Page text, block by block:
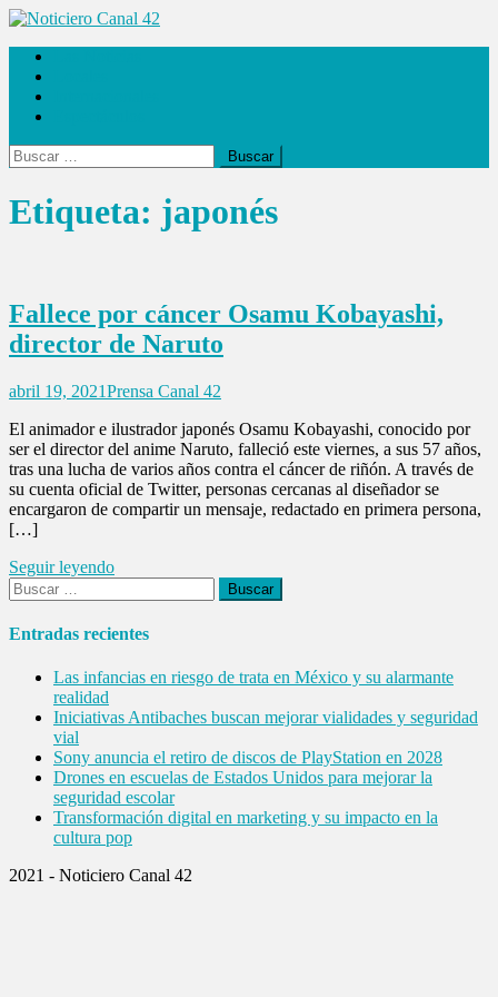
Saltar
contenido
Noticiero Canal 42
Buscar:
Etiqueta: japonés
Fallece por cáncer Osamu Kobayashi,
director de Naruto
abril 19, 2021Prensa Canal 42
El animador e ilustrador japonés Osamu Kobayashi, conocido por
ser el director del anime Naruto, falleció este viernes, a sus 57 años,
tras una lucha de varios años contra el cáncer de riñón. A través de
su cuenta oficial de Twitter, personas cercanas al diseñador se
encargaron de compartir un mensaje, redactado en primera persona,
[…]
Seguir leyendo
Buscar:
Entradas recientes
Las infancias en riesgo de trata en México y su alarmante
realidad
Iniciativas Antibaches buscan mejorar vialidades y seguridad
vial
Sony anuncia el retiro de discos de PlayStation en 2028
Drones en escuelas de Estados Unidos para mejorar la
seguridad escolar
Transformación digital en marketing y su impacto en la
cultura pop
2021 - Noticiero Canal 42